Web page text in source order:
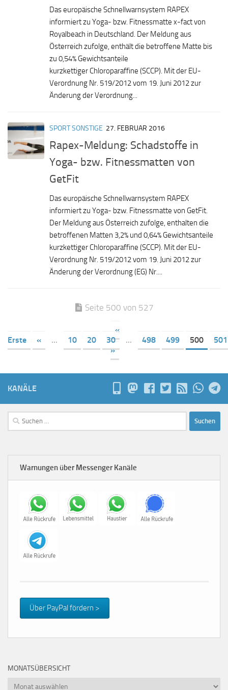
Das europäische Schnellwarnsystem RAPEX
informiert zu Yoga- bzw. Fitnessmatte x-fact von
Royalbeach in Deutschland. Der Meldung aus
Österreich zufolge, enthält die betroffene Matte bis
zu 0,54% Gewichtsanteile
kurzkettiger Chloroparaffine (SCCP). Mit der EU-
Verordnung Nr. 519/2012 vom 19. Juni 2012 zur
Änderung der Verordnung...
SPORT SONSTIGE 27. FEBRUAR 2016
Rapex-Meldung: Schadstoffe in
Yoga- bzw. Fitnessmatten von
GetFit
Das europäische Schnellwarnsystem RAPEX
informiert zu Yoga- bzw. Fitnessmatte von GetFit.
Der Meldung aus Österreich zufolge, enthalten die
betroffenen Matten 3,2% und 0,64% Gewichtsanteile
kurzkettiger Chloroparaffine (SCCP). Mit der EU-
Verordnung Nr. 519/2012 vom 19. Juni 2012 zur
Änderung der Verordnung (EG) Nr....
Seite 500 von 527
«
Erste
« ... 10 20 30 ... 498 499 500
501
»
KANÄLE
Suchen
nach:
Warnungen über Messenger Kanäle
Über PayPal fördern >
MONATSÜBERSICHT
Monatsübersicht